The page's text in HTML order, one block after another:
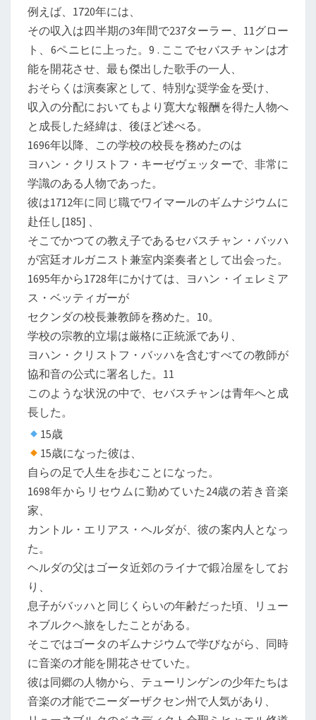
例えば、1720年には、
その収入は四半期の3年間で237ターラー、11グロー
ト、6ペニヒに上った。9 . ここでセバスチャンは才
能を開花させ、最も傑出した歌手の一人、
おそらくは演奏家として、特別な奨学金を受け、
収入の分配においてもより寛大な報酬を得た人物へ
と成長した経緯は、後ほど述べる。
1696年以降、この学校の校長を務めたのは
ヨハン・クリストフ・キーゼヴェッターで、非常に
学識のある人物であった。
彼は1712年に同じ職でワイマールのギムナジウムに
赴任し[185] 、
そこでかつての教え子であるセバスチャン・バッハ
が宮廷オルガニスト兼室内楽奏者として出会った。
1695年から1728年にかけては、ヨハン・イェレミア
ス・ベッティガーが
セクンダの校長兼教師を務めた。10。
学校の宗教的立場は厳格に正統派であり、
ヨハン・クリストフ・バッハを含むすべての教師が
協和音の公式に署名した。11
このような状況の中で、セバスチャンは青年へと成
長した。
15歳
15歳になった彼は、
自らの足で人生を歩むことになった。
1698年からリセウムに勤めていた24歳の若き音楽
家、
カントル・エリアス・ヘルダが、彼の案内人となっ
た。
ヘルダの父はゴータ近郊のライナで鍛冶屋をしてお
り、
息子がバッハと同じくらいの年齢だった頃、リュー
ネブルクへ旅をしたことがある。
そこではゴータのギムナジウムで学びながら、同時
に音楽の才能を開花させていた。
彼は同郷の人物から、テューリンゲンの少年たちは
音楽の才能でニーダーザクセン州で人気があり、